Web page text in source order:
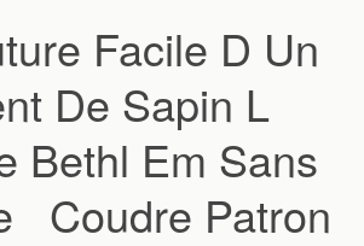
Facile D Un
De Sapin L
Bethl Em Sans
Coudre Patron